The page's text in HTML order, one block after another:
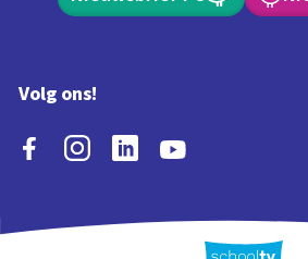
Volg ons!